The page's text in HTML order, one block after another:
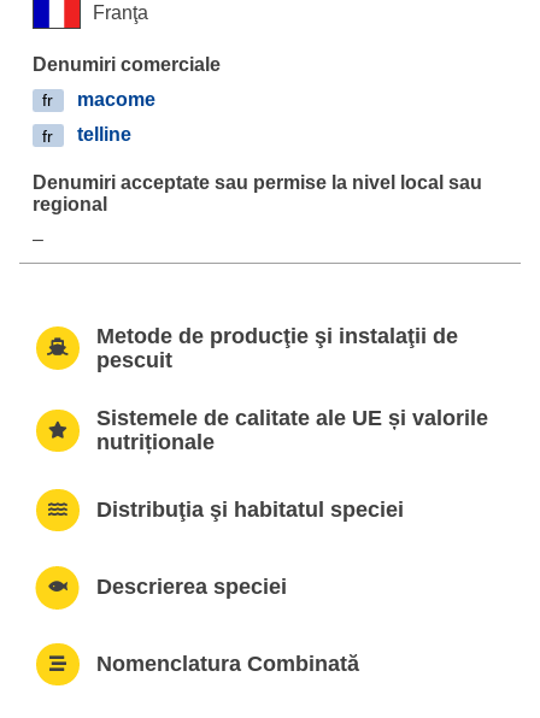
Franţa
fr macome
fr telline
–
Metode de producţie şi instalaţii de
pescuit
Sistemele de calitate ale UE și valorile
nutriționale
Distribuţia şi habitatul speciei
Descrierea speciei
Nomenclatura Combinată